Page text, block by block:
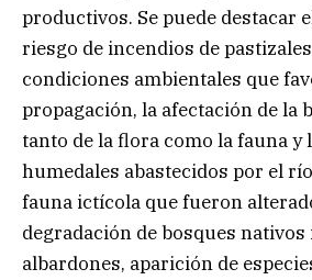
productivos. Se puede destacar
riesgo de incendios de
condiciones ambientales que
propagación, la afectación de la
tanto de la flora como la fauna y
humedales abastecidos por el
fauna ictícola que fueron
degradación de bosques
albardones, aparición de